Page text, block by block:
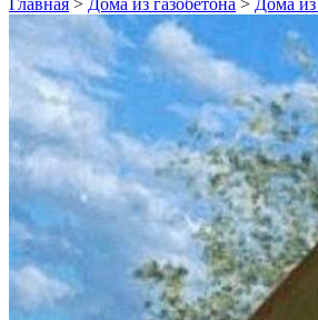
Главная > Дома из газобетона > Дома из